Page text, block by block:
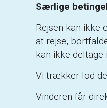
Særlige
Rejsen kan ikke
at rejse,
kan ikke deltage
Vi trækker lod
Vinderen får